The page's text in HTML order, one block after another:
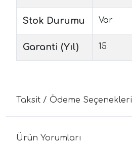
Stok Durumu Var
Garanti (Yıl) 15
Taksit / Ödeme Seçenekleri
Ürün Yorumları